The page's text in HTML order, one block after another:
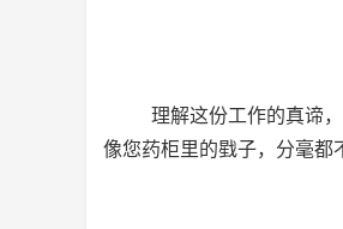
理解这份工作的真谛‌，
像您药柜里的戥子，分毫都